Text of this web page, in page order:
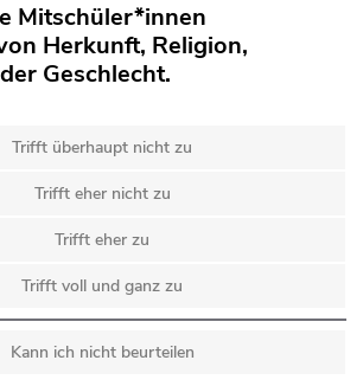
Mitschüler*innen
Herkunft, Religion,
Geschlecht.
Trifft überhaupt nicht zu
Trifft eher nicht zu
Trifft eher zu
Trifft voll und ganz zu
Kann ich nicht beurteilen